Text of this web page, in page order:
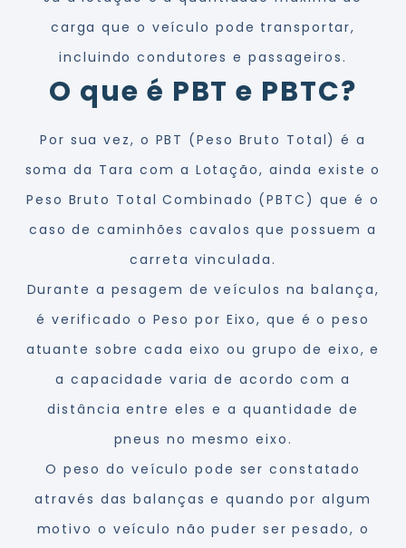
carga que o veículo pode transportar,
incluindo condutores e passageiros.
O que é PBT e PBTC?
Por sua vez, o PBT (Peso Bruto Total) é a
soma da Tara com a Lotação, ainda existe o
Peso Bruto Total Combinado (PBTC) que é o
caso de caminhões cavalos que possuem a
carreta vinculada.
Durante a pesagem de veículos na balança,
é verificado o Peso por Eixo, que é o peso
atuante sobre cada eixo ou grupo de eixo, e
a capacidade varia de acordo com a
distância entre eles e a quantidade de
pneus no mesmo eixo.
O peso do veículo pode ser constatado
através das balanças e quando por algum
motivo o veículo não puder ser pesado, o